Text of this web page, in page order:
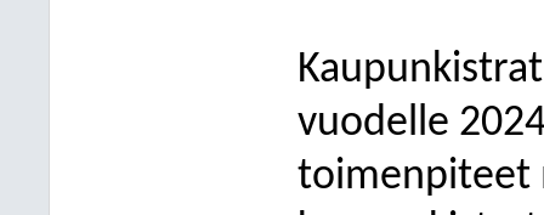
vuodelle
toimenpiteet